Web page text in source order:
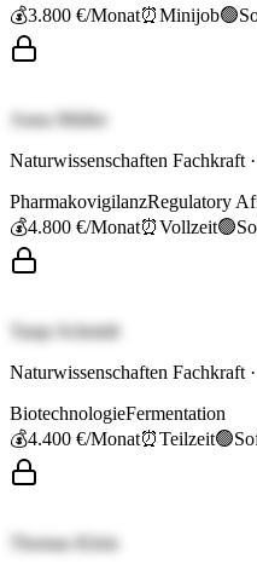
💰3.800 €/Monat⏰Minijob🟢
Anna Müller
Naturwissenschaften Fachkraft ·
PharmakovigilanzRegulatory
💰4.800 €/Monat⏰Vollzeit🟢
Tanja Schmidt
Naturwissenschaften Fachkraft ·
BiotechnologieFermentation
💰4.400 €/Monat⏰Teilzeit🟢
Thomas Klein